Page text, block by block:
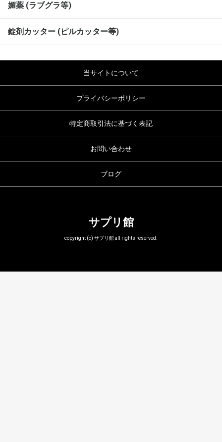
媚薬 (ラブグラ等)
錠剤カッター (ピルカッター等)
当サイトについて
プライバシーポリシー
特定商取引法に基づく表記
お問い合わせ
ブログ
サプリ館
copyright (c) サプリ館 all rights reserved.